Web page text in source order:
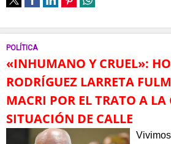
POLÍTICA
«INHUMANO Y CRUEL»:
RODRÍGUEZ LARRETA
MACRI POR EL TRATO A LA
SITUACIÓN DE CALLE